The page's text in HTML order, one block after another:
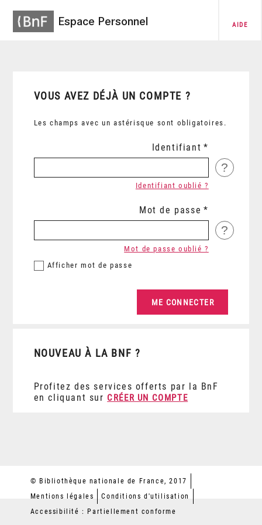
Espace Personnel AIDE
VOUS AVEZ DÉJÀ UN COMPTE ?
Les champs avec un astérisque sont obligatoires.
Identifiant
?
Identifiant oublié ?
Mot de passe
?
Afficher mot de passe
Mot de passe oublié ?
NOUVEAU À LA BNF ?
Profitez des services offerts par la BnF
en cliquant sur CRÉER UN COMPTE
© Bibliothèque nationale de France, 2017
Mentions légales
Conditions d'utilisation
Accessibilité : Partiellement conforme